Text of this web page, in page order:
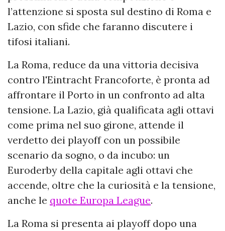
l’attenzione si sposta sul destino di Roma e
Lazio, con sfide che faranno discutere i
tifosi italiani.
La Roma, reduce da una vittoria decisiva
contro l'Eintracht Francoforte, è pronta ad
affrontare il Porto in un confronto ad alta
tensione. La Lazio, già qualificata agli ottavi
come prima nel suo girone, attende il
verdetto dei playoff con un possibile
scenario da sogno, o da incubo: un
Euroderby della capitale agli ottavi che
accende, oltre che la curiosità e la tensione,
anche le quote Europa League.
La Roma si presenta ai playoff dopo una